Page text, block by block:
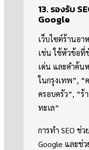
13. รองรับ
Google
เว็บไซต์ร้านอา
เช่น ใช้หัวข้อที่
เด่น และคำค้น
ในกรุงเทพ”,
ครอบครัว”, “ร้
ทะเล”
การทำ SEO ช่
Google และช่ว